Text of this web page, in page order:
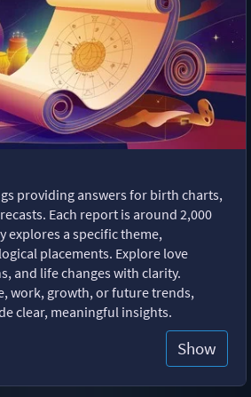
providing answers for birth charts,
Each report is around 2,000
explores a specific theme,
placements. Explore love
and life changes with clarity.
work, growth, or future trends,
clear, meaningful insights.
Show